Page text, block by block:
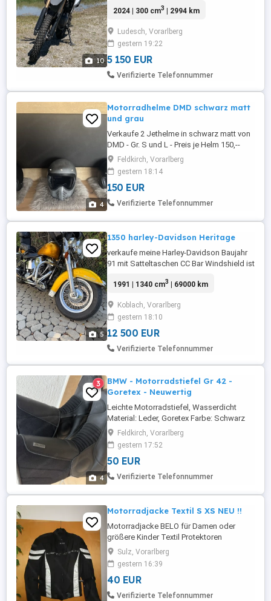
10
2024 | 300 cm3 | 2994 km
Ludesch, Vorarlberg
gestern 19:22
5 150 EUR
Verifizierte Telefonnummer
4
Motorradhelme DMD schwarz matt
und grau
Verkaufe 2 Jethelme in schwarz matt von
DMD - Gr. S und L - Preis je Helm 150,--
ebenfalls 1 DMD Handmade
Seventyseven in grau Gr. S M - Preis 200,--
Es kann jeder Helm natürlich auch einzeln
gekauft werden.
Feldkirch, Vorarlberg
gestern 18:14
150 EUR
Verifizierte Telefonnummer
5
1350 harley-Davidson Heritage
verkaufe meine Harley-Davidson Baujahr
91 mit Satteltaschen CC Bar Windshield ist
noch angemeldet kann also jederzeit
natürlich unangenehm Führer sie hat eine
Spezial Lackierung Gelbgold orange
kommt natürlich auf den Lichteinfall ...
1991 | 1340 cm3 | 69000 km
Koblach, Vorarlberg
gestern 18:10
12 500 EUR
Verifizierte Telefonnummer
4
3
BMW - Motorradstiefel Gr 42 -
Goretex - Neuwertig
Leichte Motorradstiefel, Wasserdicht
Material: Leder, Goretex Farbe: Schwarz
Größe: 42 5 mal getragen
Feldkirch, Vorarlberg
gestern 17:52
50 EUR
Verifizierte Telefonnummer
Motorradjacke Textil S XS NEU !!
Motorradjacke BELO für Damen oder
größere Kinder Textil Protektoren
hochwertig Gr. S XS NEU !!
Sulz, Vorarlberg
gestern 16:39
40 EUR
Verifizierte Telefonnummer